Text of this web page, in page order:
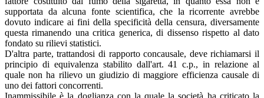
supportata da alcuna fonte scientifica, che la ricorrente avrebbe
dovuto indicare ai fini della specificità della censura, diversamente
questa rimanendo una critica generica, di dissenso rispetto al dato
fondato su rilievi statistici.
D'altra parte, trattandosi di rapporto concausale, deve richiamarsi il
principio di equivalenza stabilito dall'art. 41 c.p., in relazione al
quale non ha rilievo un giudizio di maggiore efficienza causale di
uno dei fattori concorrenti.
Inammissibile è la doglianza con la quale la società ha criticato la